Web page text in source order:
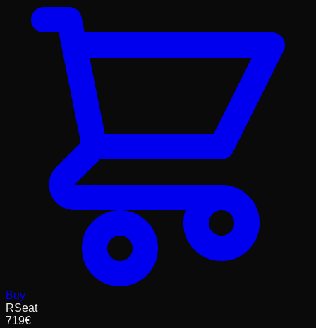
Buy
RSeat
719€